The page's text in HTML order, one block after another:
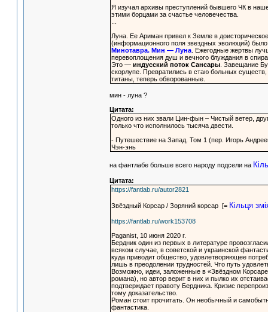
Я изучал архивы преступлений бывшего ЧК в
этими борцами за счастье человечества.
Луна. Ее Ариман привел к Земле в
(информационного поля звездных эволюций)
Минотавра. Мин — Луна. Ежегодные жертвы
перевоплощения душ и вечного блуждания в
Это — индусский поток Сансары. Завещание
скорлупе. Превратились в стаю больных
титаны, теперь обворованные.
мин - луна ?
Цитата:
Одного из них звали Цин-фын – Чистый ветер,
только что исполнилось тысяча двести.
- Путешествие на Запад. Том 1 (пер. Игорь
Чэн-энь
на фантлабе больше всего народу подсели на
Цитата:
https://fantlab.ru/autor2821
Звёздный Корсар / Зоряний корсар [= Кільця
https://fantlab.ru/work153708
Paganist, 10 июня 2020 г.
Бердник один из первых в литературе
всяком случае, в советской и украинской
куда приводит общество, удовлетворяющее
лишь в преодолении трудностей. Что путь
Возможно, идеи, заложенные в «Звёздном
романа), но автор верит в них и пылко их
подтверждает правоту Бердника. Кризис
тому доказательство.
Роман стоит прочитать. Он необычный и
фантастика.